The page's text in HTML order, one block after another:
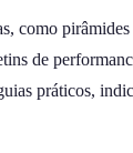
como
de
práticos,